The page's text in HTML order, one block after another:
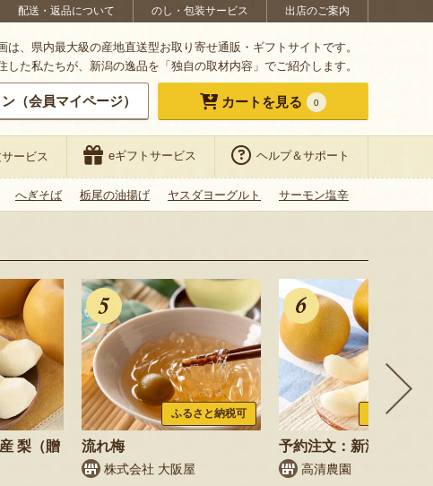
配送・返品について のし・包装サービス 出店のご案内
は、県内最大級の産地直送型お取り寄せ通販・ギフトサイトです。
した私たちが、新潟の逸品を「独自の取材内容」でご紹介します。
（会員マイページ） カートを見る 0
ービス eギフトサービス ヘルプ＆サポート
へぎそば 栃尾の油揚げ ヤスダヨーグルト サーモン塩辛
梨（贈
ふるさと納税可
流れ梅
株式会社 大阪屋
ふるさと納
予約注文：新潟県産 梨
高清農園